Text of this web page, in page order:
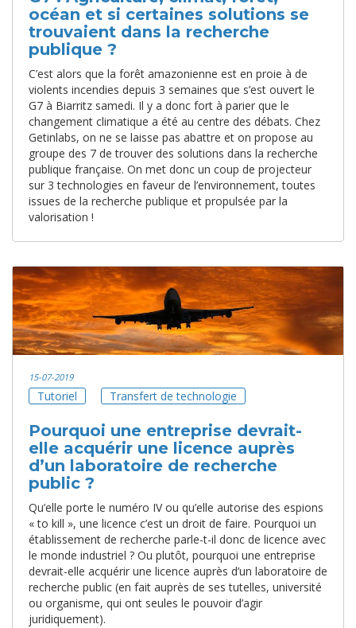
océan et si certaines solutions se
trouvaient dans la recherche
publique ?
C’est alors que la forêt amazonienne est en proie à de
violents incendies depuis 3 semaines que s’est ouvert le
G7 à Biarritz samedi. Il y a donc fort à parier que le
changement climatique a été au centre des débats. Chez
Getinlabs, on ne se laisse pas abattre et on propose au
groupe des 7 de trouver des solutions dans la recherche
publique française. On met donc un coup de projecteur
sur 3 technologies en faveur de l’environnement, toutes
issues de la recherche publique et propulsée par la
valorisation !
15-07-2019
Tutoriel Transfert de technologie
Pourquoi une entreprise devrait-
elle acquérir une licence auprès
d’un laboratoire de recherche
public ?
Qu’elle porte le numéro IV ou qu’elle autorise des espions
« to kill », une licence c’est un droit de faire. Pourquoi un
établissement de recherche parle-t-il donc de licence avec
le monde industriel ? Ou plutôt, pourquoi une entreprise
devrait-elle acquérir une licence auprès d’un laboratoire de
recherche public (en fait auprès de ses tutelles, université
ou organisme, qui ont seules le pouvoir d’agir
juridiquement).